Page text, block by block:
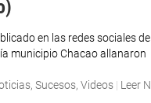
en las redes sociales
municipio Chacao allanaron
,Sucesos,Videos | Leer